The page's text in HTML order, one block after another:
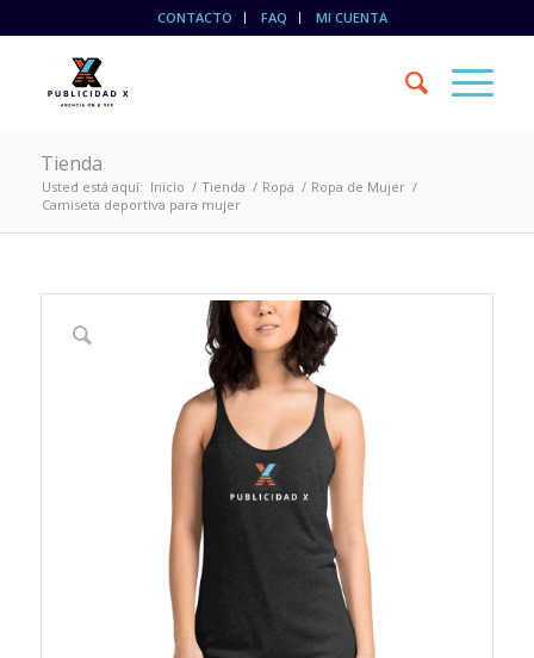
CONTACTO FAQ MI CUENTA
Tienda
Usted está aquí: Inicio / Tienda / Ropa / Ropa de Mujer /
Camiseta deportiva para mujer